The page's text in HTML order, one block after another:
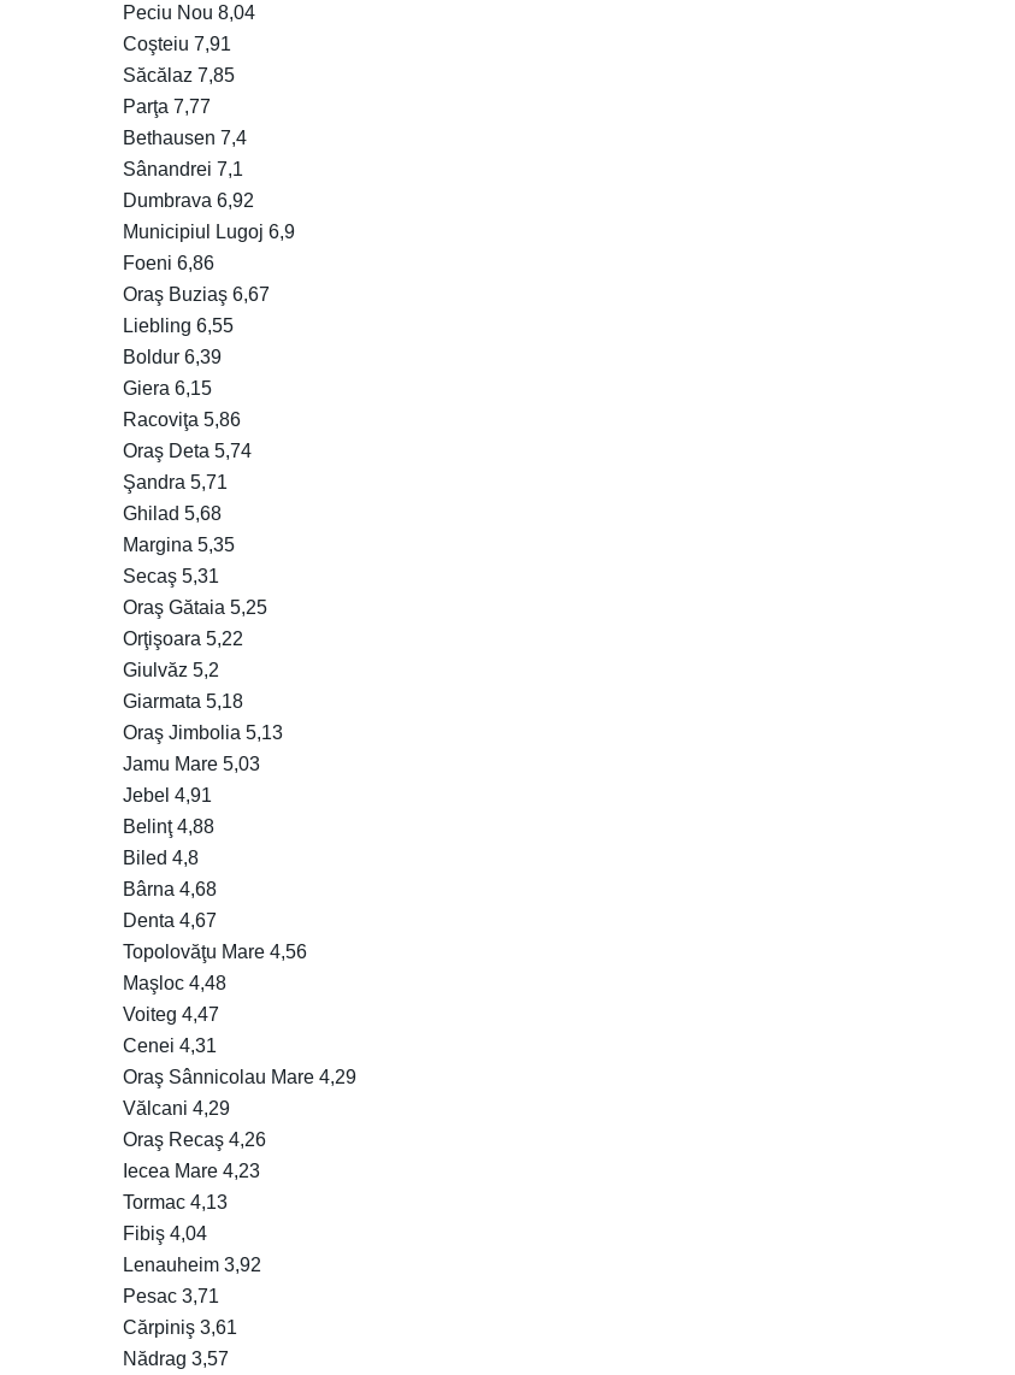
Peciu Nou 8,04
Coşteiu 7,91
Săcălaz 7,85
Parţa 7,77
Bethausen 7,4
Sânandrei 7,1
Dumbrava 6,92
Municipiul Lugoj 6,9
Foeni 6,86
Oraş Buziaş 6,67
Liebling 6,55
Boldur 6,39
Giera 6,15
Racoviţa 5,86
Oraş Deta 5,74
Şandra 5,71
Ghilad 5,68
Margina 5,35
Secaş 5,31
Oraş Gătaia 5,25
Orţişoara 5,22
Giulvăz 5,2
Giarmata 5,18
Oraş Jimbolia 5,13
Jamu Mare 5,03
Jebel 4,91
Belinţ 4,88
Biled 4,8
Bârna 4,68
Denta 4,67
Topolovăţu Mare 4,56
Maşloc 4,48
Voiteg 4,47
Cenei 4,31
Oraş Sânnicolau Mare 4,29
Vălcani 4,29
Oraş Recaş 4,26
Iecea Mare 4,23
Tormac 4,13
Fibiş 4,04
Lenauheim 3,92
Pesac 3,71
Cărpiniş 3,61
Nădrag 3,57